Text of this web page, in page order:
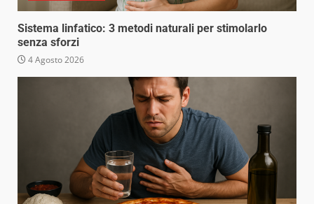
Sistema linfatico: 3 metodi naturali per stimolarlo
senza sforzi
4 Agosto 2026